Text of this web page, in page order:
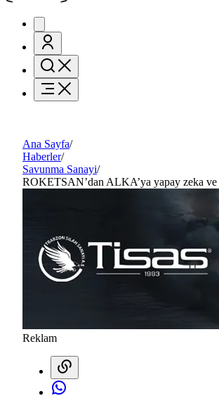
Ana Sayfa/
Haberler/
Savunma Sanayi/
ROKETSAN’dan ALKA’ya yapay zeka
Reklam